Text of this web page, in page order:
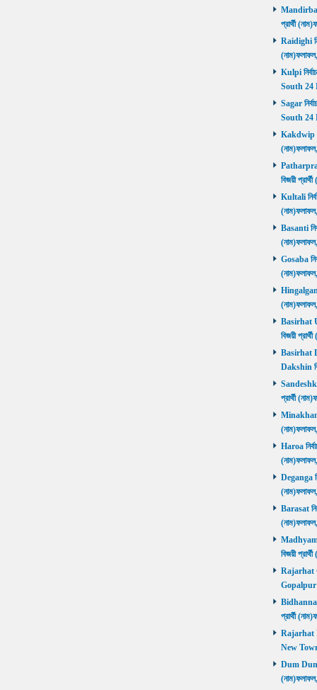
প্রার্থী
Raidighi
Kulpi
South 24
Sagar
South 24
Kakdwip
বিজয়ী
Kultali
Basanti
Gosaba
Hingalganj
Basirhat
বিজয়ী
Basirhat
Dakshin
প্রার্থী
Minakhan
Haroa
Deganga
Barasat
বিজয়ী
Rajarhat
Gopalpur
প্রার্থী
Rajarhat
New Town
Dum Dum